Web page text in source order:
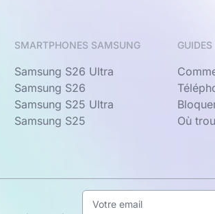
SMARTPHONES SAMSUNG
Samsung S26 Ultra
Samsung S26
Samsung S25 Ultra
Samsung S25
Où